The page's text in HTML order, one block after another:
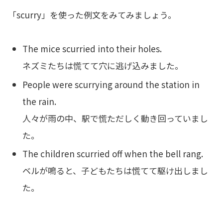
「scurry」を使った例文をみてみましょう。
The mice scurried into their holes.
ネズミたちは慌てて穴に逃げ込みました。
People were scurrying around the station in
the rain.
人々が雨の中、駅で慌ただしく動き回っていまし
た。
The children scurried off when the bell rang.
ベルが鳴ると、子どもたちは慌てて駆け出しまし
た。